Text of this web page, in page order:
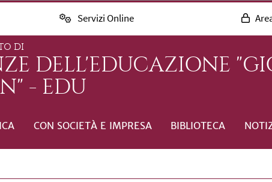
Servizi Online
DI
DELL'EDUCAZIONE
- EDU
CON SOCIETÀ E IMPRESA BIBLIOTECA